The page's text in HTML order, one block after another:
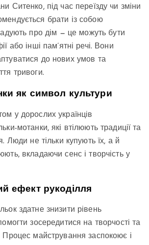
Ситенко, під час переїзду чи зміни
брати із собою
про дім — це можуть бути
або інші пам’ятні речі. Вони
до нових умов та
тривоги.
як символ культури
у дорослих українців
мотанки, які втілюють традиції та
Люди не тільки купують їх, а й
вкладаючи сенс і творчість у
ефект рукоділля
здатне знизити рівень
зосередитися на творчості та
Процес майстрування заспокоює і